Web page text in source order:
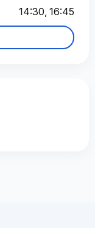
14:30, 16:45